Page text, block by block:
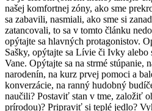
našej komfortnej zóny, ako sme
sa zabavili, nasmiali, ako sme si
zatancovali, to sa v tomto článku
opýtajte sa hlavných protagonistov.
Sašky, opýtajte sa Lívie či Ivky alebo
Vane. Opýtajte sa na strmé stúpanie,
narodenín, na kurz prvej pomoci a
konverzácie, na ranný hudobný
naučili? Postaviť stan v tme, založiť
prírodou)? Pripraviť si teplé jedlo?